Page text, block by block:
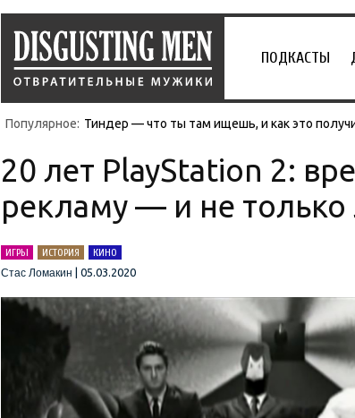
ПОДКАСТЫ
Популярное: Тиндер — что ты там ищешь, и как это
20 лет PlayStation 2:
рекламу — и не только
ИГРЫ ИСТОРИЯ
КИНО
Стас Ломакин
05.03.2020